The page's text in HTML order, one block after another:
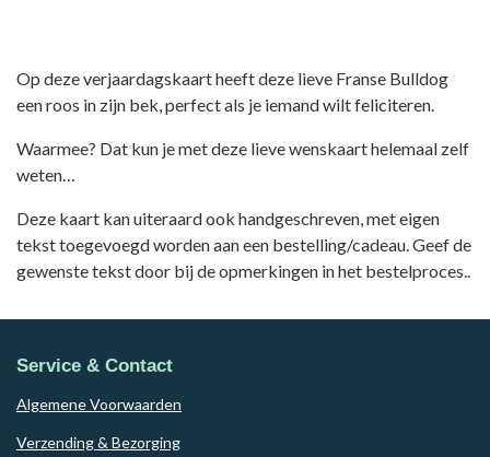
Op deze verjaardagskaart heeft deze lieve Franse Bulldog
een roos in zijn bek, perfect als je iemand wilt feliciteren.
Waarmee? Dat kun je met deze lieve wenskaart helemaal zelf
weten…
Deze kaart kan uiteraard ook handgeschreven, met eigen
tekst toegevoegd worden aan een bestelling/cadeau. Geef de
gewenste tekst door bij de opmerkingen in het bestelproces..
Service & Contact
Algemene Voorwaarden
Verzending & Bezorging